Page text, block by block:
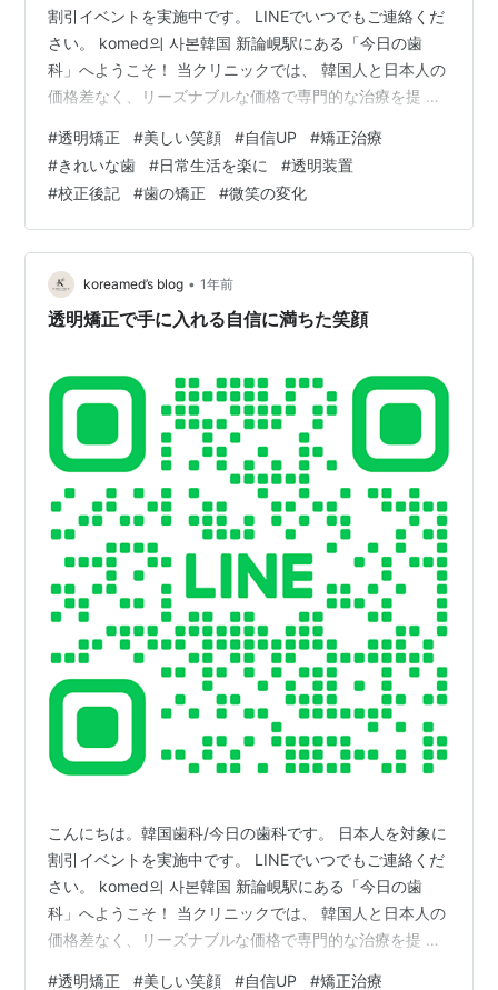
割引イベントを実施中です。 LINEでいつでもご連絡くだ
さい。 komed의 사본韓国 新論峴駅にある「今日の歯
科」へようこそ！ 当クリニックでは、 韓国人と日本人の
価格差なく、リーズナブルな価格で専門的な治療を提 供
が、安心して 治療を受けられるようサポートいたしま
す。 リアルタイムで韓国の歯 科医院とご相談ください！
komed.my.canva.site 오늘의치과 l 강남역치과 l 부천치
과 l 신중동치과 어제보다 더 나은 오늘을 만드는 치과강남
역 부천에 위치한 오늘의치과는…
#透明矯正 #美しい笑顔 #自信UP #矯正治療
#きれいな歯 #日常生活を楽に #透明装置
#校正後記 #歯の矯正 #微笑の変化
koreamed’s blog • 1年前
透明矯正で手に入れる自信に満ちた笑顔
こんにちは。韓国歯科/今日の歯科です。 日本人を対象に
割引イベントを実施中です。 LINEでいつでもご連絡くだ
さい。 komed의 사본韓国 新論峴駅にある「今日の歯
科」へようこそ！ 当クリニックでは、 韓国人と日本人の
価格差なく、リーズナブルな価格で専門的な治療を提 供
#透明矯正 #美しい笑顔 #自信UP #矯正治療